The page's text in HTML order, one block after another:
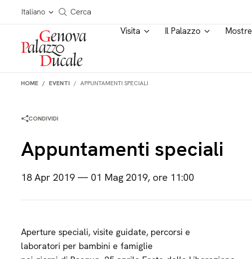
Salta al contenuto
Italiano
Cerca in tutto il sito
Cerca
Visita Il Palazzo Mostre
HOME EVENTI APPUNTAMENTI SPECIALI
CONDIVIDI
Appuntamenti speciali
18 Apr 2019 — 01 Mag 2019, ore 11:00
Aperture speciali, visite guidate, percorsi e
laboratori per bambini e famiglie